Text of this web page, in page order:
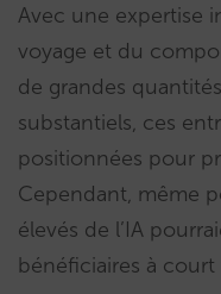
Avec une expertise
voyage et du
de grandes
substantiels, ces
positionnées pour
Cependant, même
élevés de l’IA
bénéficiaires à court